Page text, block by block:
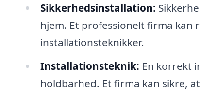
Sikkerhedsinstallation:
hjem. Et professionelt firma kan
installationsteknikker.
Installationsteknik: En korrekt
holdbarhed. Et firma kan sikre,